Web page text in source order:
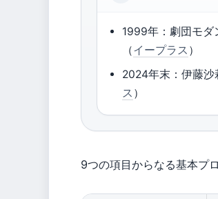
1999年：劇団モダ
（イープラス ）
2024年末：伊藤沙
ス ）
9つの項目からなる基本プ